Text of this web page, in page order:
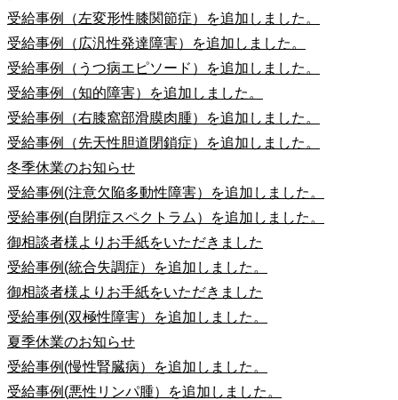
受給事例（左変形性膝関節症）を追加しました。
受給事例（広汎性発達障害）を追加しました。
受給事例（うつ病エピソード）を追加しました。
受給事例（知的障害）を追加しました。
受給事例（右膝窩部滑膜肉腫）を追加しました。
受給事例（先天性胆道閉鎖症）を追加しました。
冬季休業のお知らせ
受給事例(注意欠陥多動性障害）を追加しました。
受給事例(自閉症スペクトラム）を追加しました。
御相談者様よりお手紙をいただきました
受給事例(統合失調症）を追加しました。
御相談者様よりお手紙をいただきました
受給事例(双極性障害）を追加しました。
夏季休業のお知らせ
受給事例(慢性腎臓病）を追加しました。
受給事例(悪性リンパ腫）を追加しました。